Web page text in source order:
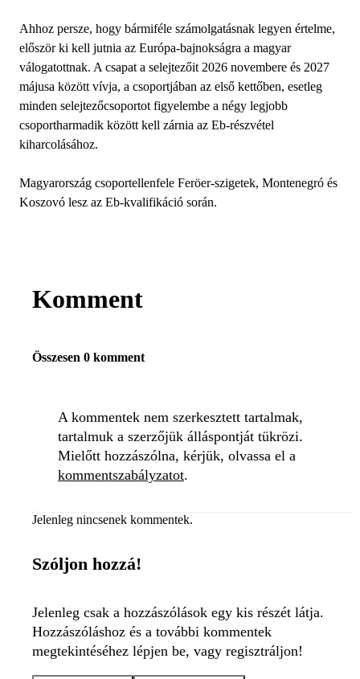
Ahhoz persze, hogy bármiféle számolgatásnak legyen értelme,
először ki kell jutnia az Európa-bajnokságra a magyar
válogatottnak. A csapat a selejtezőit 2026 novembere és 2027
májusa között vívja, a csoportjában az első kettőben, esetleg
minden selejtezőcsoportot figyelembe a négy legjobb
csoportharmadik között kell zárnia az Eb-részvétel
kiharcolásához.
Magyarország csoportellenfele Feröer-szigetek, Montenegró és
Koszovó lesz az Eb-kvalifikáció során.
Komment
Összesen 0 komment
A kommentek nem szerkesztett tartalmak,
tartalmuk a szerzőjük álláspontját tükrözi.
Mielőtt hozzászólna, kérjük, olvassa el a
kommentszabályzatot.
Jelenleg nincsenek kommentek.
Szóljon hozzá!
Jelenleg csak a hozzászólások egy kis részét látja.
Hozzászóláshoz és a további kommentek
megtekintéséhez lépjen be, vagy regisztráljon!